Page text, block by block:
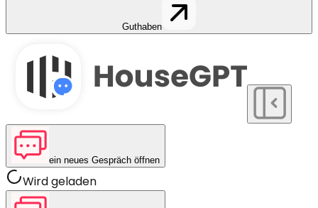
Guthaben
ein neues Gespräch öffnen
Wird geladen